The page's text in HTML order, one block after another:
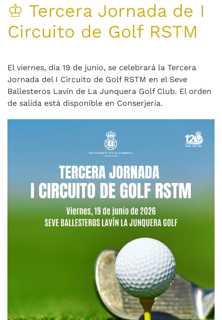
♔ Tercera Jornada de I
Circuito de Golf RSTM
El viernes, dia 19 de junio, se celebrará la Tercera
Jornada del I Circuito de Golf RSTM en el Seve
Ballesteros Lavín de La Junquera Golf Club. El orden
de salida está disponible en Conserjería.